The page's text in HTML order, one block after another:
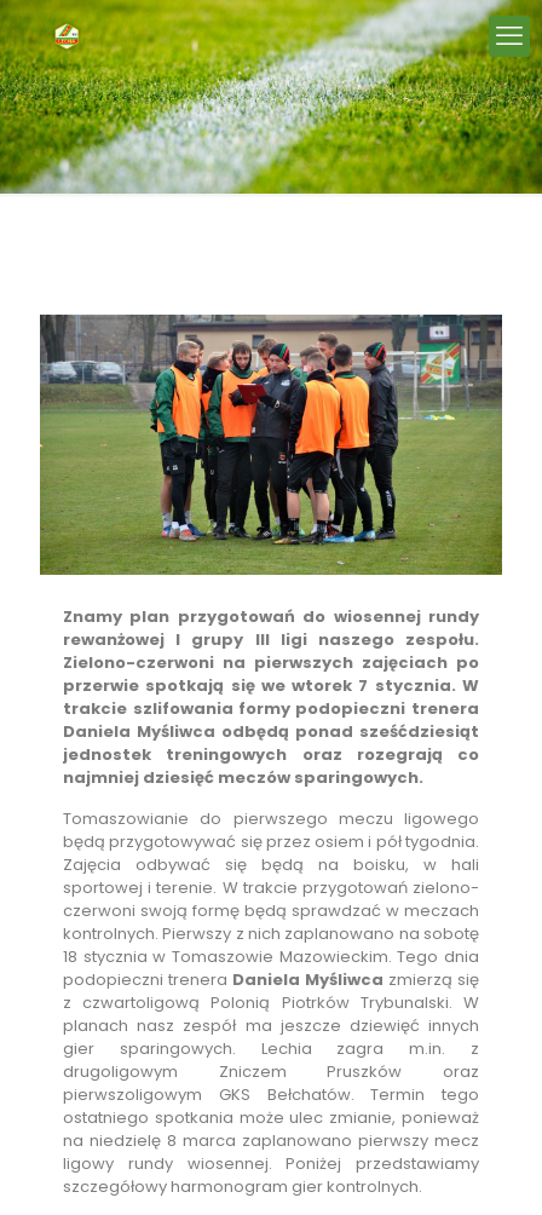
Znamy plan przygotowań do wiosennej rundy
rewanżowej I grupy III ligi naszego zespołu.
Zielono-czerwoni na pierwszych zajęciach po
przerwie spotkają się we wtorek 7 stycznia. W
trakcie szlifowania formy podopieczni trenera
Daniela Myśliwca odbędą ponad sześćdziesiąt
jednostek treningowych oraz rozegrają co
najmniej dziesięć meczów sparingowych.
Tomaszowianie do pierwszego meczu ligowego
będą przygotowywać się przez osiem i pół tygodnia.
Zajęcia odbywać się będą na boisku, w hali
sportowej i terenie. W trakcie przygotowań zielono-
czerwoni swoją formę będą sprawdzać w meczach
kontrolnych. Pierwszy z nich zaplanowano na sobotę
18 stycznia w Tomaszowie Mazowieckim. Tego dnia
podopieczni trenera Daniela Myśliwca zmierzą się
z czwartoligową Polonią Piotrków Trybunalski. W
planach nasz zespół ma jeszcze dziewięć innych
gier sparingowych. Lechia zagra m.in. z
drugoligowym Zniczem Pruszków oraz
pierwszoligowym GKS Bełchatów. Termin tego
ostatniego spotkania może ulec zmianie, ponieważ
na niedzielę 8 marca zaplanowano pierwszy mecz
ligowy rundy wiosennej. Poniżej przedstawiamy
szczegółowy harmonogram gier kontrolnych.